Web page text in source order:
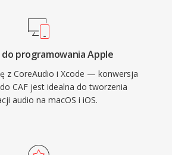
obsluge na macOS i iOS,
o niskim opoznieniu
aplikacjach, takich jak Logic
Pro. Dla przepływow pracy w
wymagajacych zarowno
jak i skalowalnosci, CAF jest
programowania Apple
z CoreAudio i Xcode — konwersja
CAF jest idealna do tworzenia
audio na macOS i iOS.